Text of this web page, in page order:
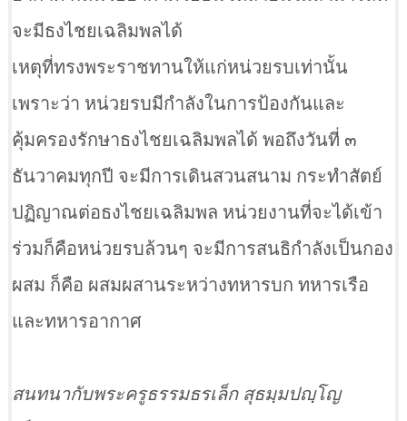
จะมีธงไชยเฉลิมพลได้
เหตุที่ทรงพระราชทานให้แก่หน่วยรบเท่านั้น
เพราะว่า หน่วยรบมีกำลังในการป้องกันและ
คุ้มครองรักษาธงไชยเฉลิมพลได้ พอถึงวันที่ ๓
ธันวาคมทุกปี จะมีการเดินสวนสนาม กระทำสัตย์
ปฏิญาณต่อธงไชยเฉลิมพล หน่วยงานที่จะได้เข้า
ร่วมก็คือหน่วยรบล้วนๆ จะมีการสนธิกำลังเป็นกอง
ผสม ก็คือ ผสมผสานระหว่างทหารบก ทหารเรือ
และทหารอากาศ
สนทนากับพระครูธรรมธรเล็ก สุธมฺมปญฺโญ